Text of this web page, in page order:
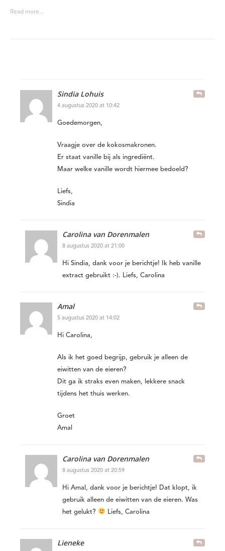
Read more...
Sindia Lohuis
4 augustus 2020 at 10:42
Goedemorgen,
Vraagje over de kokosmakronen.
Er staat vanille bij als ingrediënt.
Maar welke vanille wordt hiermee bedoeld?
Liefs,
Sindia
Carolina van Dorenmalen
8 augustus 2020 at 21:00
Hi Sindia, dank voor je berichtje! Ik heb vanille
extract gebruikt :-). Liefs, Carolina
Amal
5 augustus 2020 at 14:02
Hi Carolina,
Als ik het goed begrijp, gebruik je alleen de
eiwitten van de eieren?
Dit ga ik straks even maken, lekkere snack
tijdens het thuis werken.
Groet
Amal
Carolina van Dorenmalen
8 augustus 2020 at 20:59
Hi Amal, dank voor je berichtje! Dat klopt, ik
gebruik alleen de eiwitten van de eieren. Was
het gelukt?
Liefs, Carolina
Lieneke